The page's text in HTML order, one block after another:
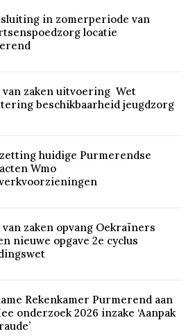
in zomerperiode van
locatie
van zaken uitvoering Wet
beschikbaarheid jeugdzorg
huidige Purmerendse
Wmo
van zaken opvang Oekraïners
nieuwe opgave 2e cyclus
Rekenkamer Purmerend aan
onderzoek 2026 inzake ‘Aanpak